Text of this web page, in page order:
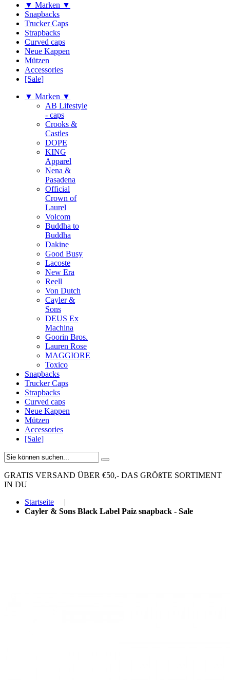
▼ Marken ▼
Snapbacks
Trucker Caps
Strapbacks
Curved caps
Neue Kappen
Mützen
Accessories
[Sale]
▼ Marken ▼
AB Lifestyle
- caps
Crooks &
Castles
DOPE
KING
Apparel
Nena &
Pasadena
Official
Crown of
Laurel
Volcom
Buddha to
Buddha
Dakine
Good Busy
Lacoste
New Era
Reell
Von Dutch
Cayler &
Sons
DEUS Ex
Machina
Goorin Bros.
Lauren Rose
MAGGIORE
Toxico
Snapbacks
Trucker Caps
Strapbacks
Curved caps
Neue Kappen
Mützen
Accessories
[Sale]
GRATIS VERSAND ÜBER €50,- DAS GRÖßTE SORTIMENT
IN DU
Startseite
|
Cayler & Sons Black Label Paiz snapback - Sale